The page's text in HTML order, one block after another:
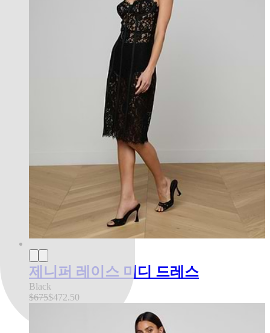
제니퍼 레이스 미디 드레스
Black
$675$472.50